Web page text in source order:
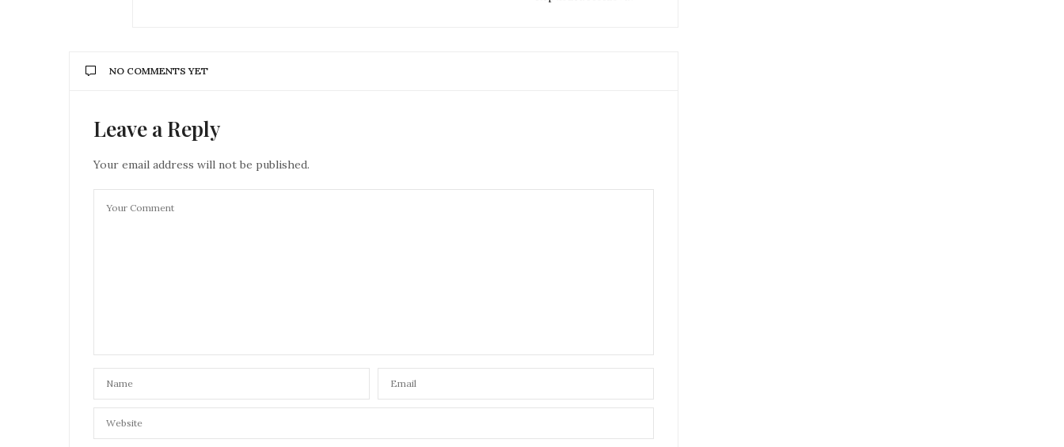
NO COMMENTS YET
Leave a Reply
Your email address will not be published.